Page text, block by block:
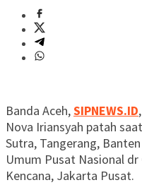
Banda Aceh,SIPNEWS.ID
Nova Iriansyah patah
Sutra, Tangerang,
Umum Pusat Nasional
Kencana, Jakarta Pusat.